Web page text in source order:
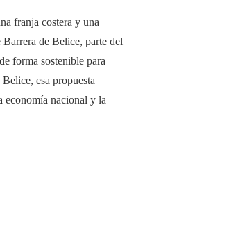
franja costera y una
de Belice, parte del
forma sostenible para
esa propuesta
economía nacional y la